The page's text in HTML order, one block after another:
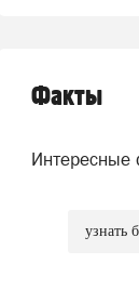
Факты
Интересные
узнать